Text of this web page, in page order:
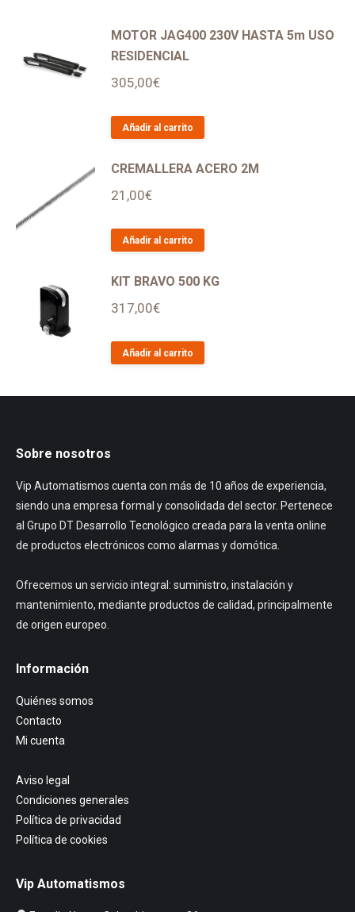
MOTOR JAG400 230V HASTA 5m USO
RESIDENCIAL
305,00€
Añadir al carrito
CREMALLERA ACERO 2M
21,00€
Añadir al carrito
KIT BRAVO 500 KG
317,00€
Añadir al carrito
Sobre nosotros
Vip Automatismos cuenta con más de 10 años de experiencia,
siendo una empresa formal y consolidada del sector. Pertenece
al Grupo DT Desarrollo Tecnológico creada para la venta online
de productos electrónicos como alarmas y domótica.
Ofrecemos un servicio integral: suministro, instalación y
mantenimiento, mediante productos de calidad, principalmente
de origen europeo.
Información
Quiénes somos
Contacto
Mi cuenta
Aviso legal
Condiciones generales
Política de privacidad
Política de cookies
Vip Automatismos